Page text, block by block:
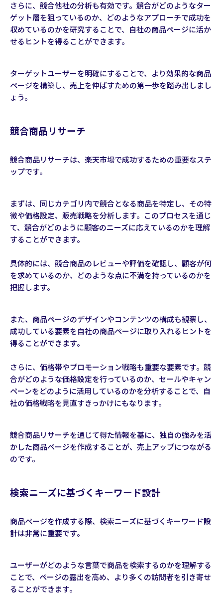
さらに、競合他社の分析も有効です。競合がどのようなター
ゲット層を狙っているのか、どのようなアプローチで成功を
収めているのかを研究することで、自社の商品ページに活か
せるヒントを得ることができます。
ターゲットユーザーを明確にすることで、より効果的な商品
ページを構築し、売上を伸ばすための第一歩を踏み出しまし
ょう。
競合商品リサーチ
競合商品リサーチは、楽天市場で成功するための重要なステ
ップです。
まずは、同じカテゴリ内で競合となる商品を特定し、その特
徴や価格設定、販売戦略を分析します。このプロセスを通じ
て、競合がどのように顧客のニーズに応えているのかを理解
することができます。
具体的には、競合商品のレビューや評価を確認し、顧客が何
を求めているのか、どのような点に不満を持っているのかを
把握します。
また、商品ページのデザインやコンテンツの構成も観察し、
成功している要素を自社の商品ページに取り入れるヒントを
得ることができます。
さらに、価格帯やプロモーション戦略も重要な要素です。競
合がどのような価格設定を行っているのか、セールやキャン
ペーンをどのように活用しているのかを分析することで、自
社の価格戦略を見直すきっかけにもなります。
競合商品リサーチを通じて得た情報を基に、独自の強みを活
かした商品ページを作成することが、売上アップにつながる
のです。
検索ニーズに基づくキーワード設計
商品ページを作成する際、検索ニーズに基づくキーワード設
計は非常に重要です。
ユーザーがどのような言葉で商品を検索するのかを理解する
ことで、ページの露出を高め、より多くの訪問者を引き寄せ
ることができます。